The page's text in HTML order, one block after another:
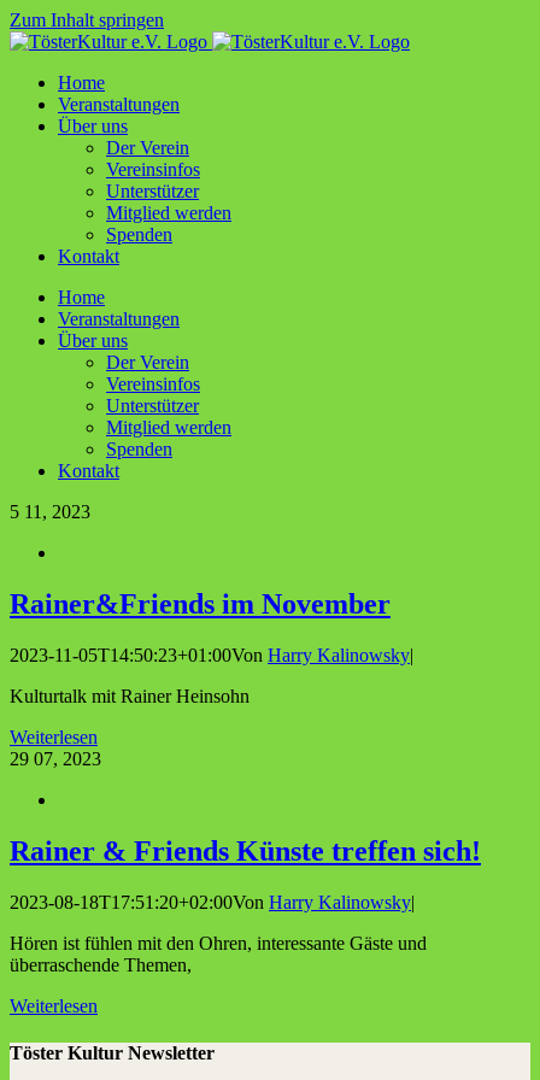
Zum Inhalt springen
Home
Ver­an­stal­tun­gen
Über uns
Der Ver­ein
Ver­ein­sin­fos
Unter­stüt­zer
Mit­glied werden
Spen­den
Kon­takt
Home
Ver­an­stal­tun­gen
Über uns
Der Ver­ein
Ver­ein­sin­fos
Unter­stüt­zer
Mit­glied werden
Spen­den
Kon­takt
5 11, 2023
Rainer&Friends im November
2023-11-05T14:50:23+01:00Von Harry Kalinowsky|
Kulturtalk mit Rainer Heinsohn
Weiterlesen
29 07, 2023
Rai­ner & Fri­ends Küns­te tref­fen sich!
2023-08-18T17:51:20+02:00Von Harry Kalinowsky|
Hören ist fühlen mit den Ohren, interessante Gäste und
überraschende Themen,
Weiterlesen
Töster Kultur Newsletter